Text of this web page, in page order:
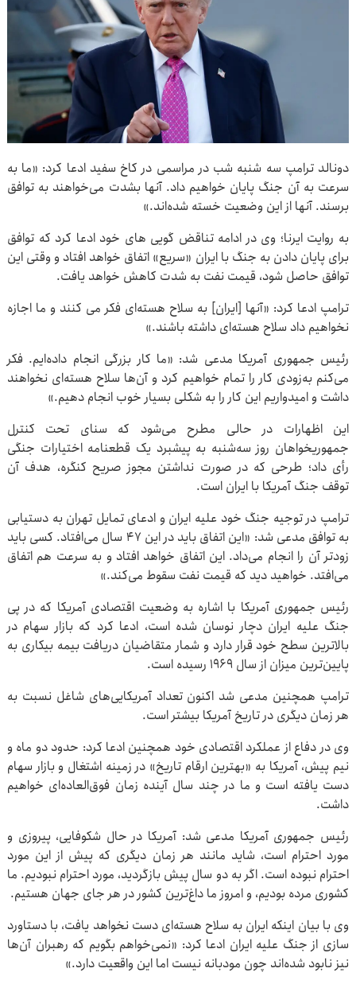
دونالد ترامپ سه شنبه شب در مراسمی در کاخ سفید ادعا کرد: «ما به
سرعت به آن جنگ پایان خواهیم داد. آنها بشدت می‌خواهند به توافق
برسند. آنها از این وضعیت خسته شده‌اند.»
به روایت ایرنا؛ وی در ادامه تناقض گویی های خود ادعا کرد که توافق
برای پایان دادن به جنگ با ایران «سریع» اتفاق خواهد افتاد و وقتی این
توافق حاصل شود، قیمت نفت به شدت کاهش خواهد یافت.
ترامپ ادعا کرد: «آنها [ایران] به سلاح هسته‌ای فکر می کنند و ما اجازه
نخواهیم داد سلاح هسته‌ای داشته باشند.»
رئیس جمهوری آمریکا مدعی شد: «ما کار بزرگی انجام داده‌ایم. فکر
می‌کنم به‌زودی کار را تمام خواهیم کرد و آن‌ها سلاح هسته‌ای نخواهند
داشت و امیدواریم این کار را به شکلی بسیار خوب انجام دهیم.»
این اظهارات در حالی مطرح می‌شود که سنای تحت کنترل
جمهوریخواهان روز سه‌شنبه به پیشبرد یک قطعنامه اختیارات جنگی
رأی داد؛ طرحی که در صورت نداشتن مجوز صریح کنگره، هدف آن
توقف جنگ آمریکا با ایران است.
ترامپ در توجیه جنگ خود علیه ایران و ادعای تمایل تهران به دستیابی
به توافق مدعی شد: «این اتفاق باید در این ۴۷ سال می‌افتاد. کسی باید
زودتر آن را انجام می‌داد. این اتفاق خواهد افتاد و به سرعت هم اتفاق
می‌افتد. خواهید دید که قیمت نفت سقوط می‌کند.»
رئیس جمهوری آمریکا با اشاره به وضعیت اقتصادی آمریکا که در پی
جنگ علیه ایران دچار نوسان شده است، ادعا کرد که بازار سهام در
بالاترین سطح خود قرار دارد و شمار متقاضیان دریافت بیمه بیکاری به
پایین‌ترین میزان از سال ۱۹۶۹ رسیده است.
ترامپ همچنین مدعی شد اکنون تعداد آمریکایی‌های شاغل نسبت به
هر زمان دیگری در تاریخ آمریکا بیشتر است.
وی در دفاع از عملکرد اقتصادی خود همچنین ادعا کرد: حدود دو ماه و
نیم پیش، آمریکا به «بهترین ارقام تاریخ» در زمینه اشتغال و بازار سهام
دست یافته است و ما در چند سال آینده زمان فوق‌العاده‌ای خواهیم
داشت.
رئیس جمهوری آمریکا مدعی شد: آمریکا در حال شکوفایی، پیروزی و
مورد احترام است، شاید مانند هر زمان دیگری که پیش از این مورد
احترام نبوده است. اگر به دو سال پیش بازگردید، مورد احترام نبودیم. ما
کشوری مرده بودیم، و امروز ما داغ‌ترین کشور در هر جای جهان هستیم.
وی با بیان اینکه ایران به سلاح هسته‌ای دست نخواهد یافت، با دستاورد
سازی از جنگ علیه ایران ادعا کرد: «نمی‌خواهم بگویم که رهبران آن‌ها
نیز نابود شده‌اند چون مودبانه نیست اما این واقعیت دارد.»